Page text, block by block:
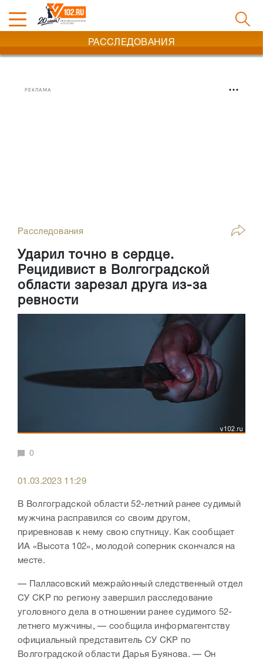
РАССЛЕДОВАНИЯ
РЕКЛАМА
Расследования
Ударил точно в сердце.
Рецидивист в Волгоградской
области зарезал друга из-за
ревности
0
01.03.2023 11:29
В Волгоградской области 52-летний ранее судимый
мужчина расправился со своим другом,
приревновав к нему свою спутницу. Как сообщает
ИА «Высота 102», молодой соперник скончался на
месте.
— Палласовский межрайонный следственный отдел
СУ СКР по региону завершил расследование
уголовного дела в отношении ранее судимого 52-
летнего мужчины, — сообщила информагентству
официальный представитель СУ СКР по
Волгоградской области Дарья Буянова. — Он